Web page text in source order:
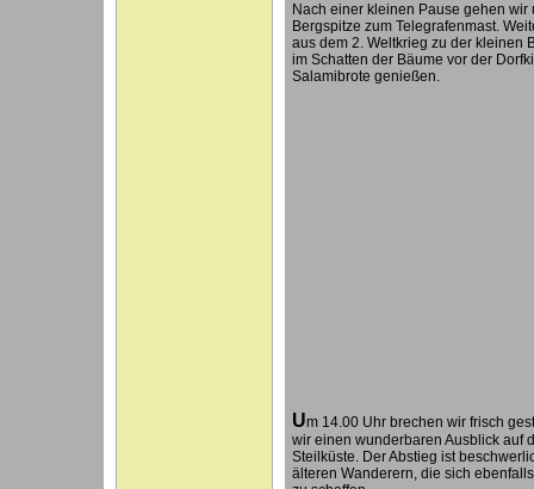
Nach einer kleinen Pause gehen
Bergspitze zum Telegrafenmast.
aus dem 2. Weltkrieg zu der kleinen
im Schatten der Bäume vor der
Salamibrote genießen.
Um 14.00 Uhr brechen wir frisch
wir einen wunderbaren Ausblick auf
Steilküste. Der Abstieg ist
älteren Wanderern, die sich